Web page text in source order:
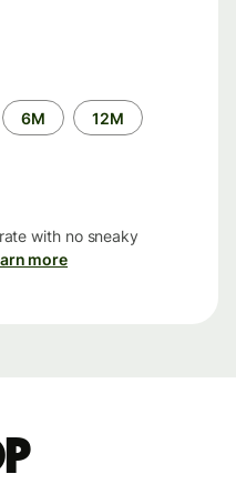
6M 12M
with no sneaky
more